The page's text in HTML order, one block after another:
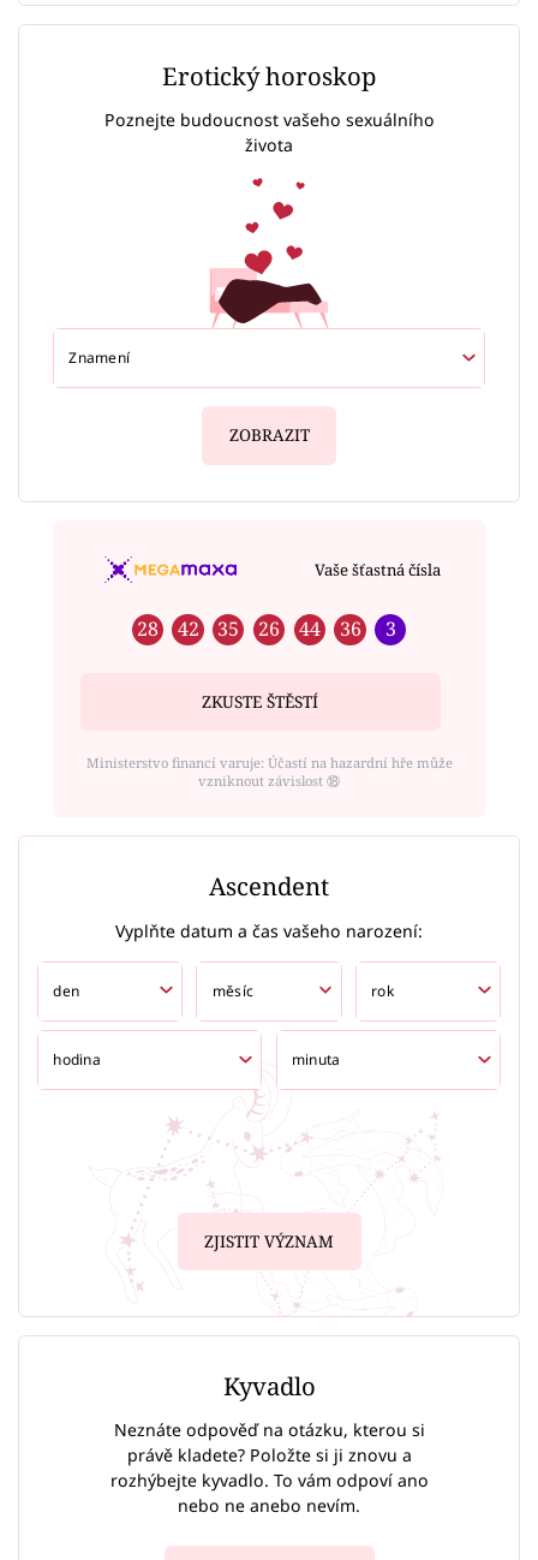
Erotický horoskop
Poznejte budoucnost vašeho sexuálního
života
ZOBRAZIT
Vaše šťastná čísla
28 42 35 26 44 36 3
ZKUSTE ŠTĚSTÍ
Ministerstvo financí varuje: Účastí na hazardní hře může
vzniknout závislost ⑱
Ascendent
Vyplňte datum a čas vašeho narození:
ZJISTIT VÝZNAM
Kyvadlo
Neznáte odpověď na otázku, kterou si
právě kladete? Položte si ji znovu a
rozhýbejte kyvadlo. To vám odpoví ano
nebo ne anebo nevím.